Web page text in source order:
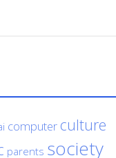
computer culture
parents society